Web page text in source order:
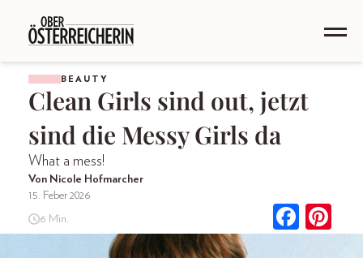
BEAUTY
Clean Girls sind out, jetzt
sind die Messy Girls da
What a mess!
Von Nicole Hofmarcher
15. Feber 2026
6 Min.